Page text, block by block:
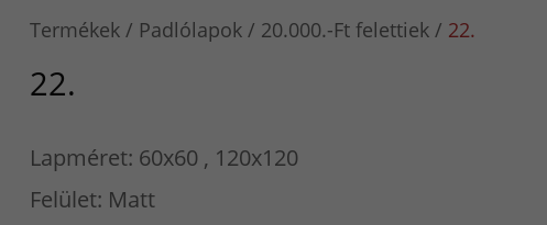
Termékek Padlólapok 20.000.-Ft felettiek 22.
22.
Lapméret: 60x60 , 120x120
Felület: Matt